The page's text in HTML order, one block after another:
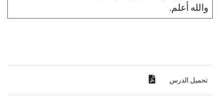
والله أعلم.
تحميل الدرس